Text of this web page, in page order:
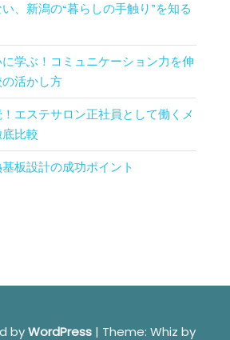
、新潟の“暮らしの手触り”を知る
学ぶ！コミュニケーション力を伸
活かし方
エステサロン正社員として働くメ
比較
板設計の成功ポイント
byWordPress | Theme: Whiz by